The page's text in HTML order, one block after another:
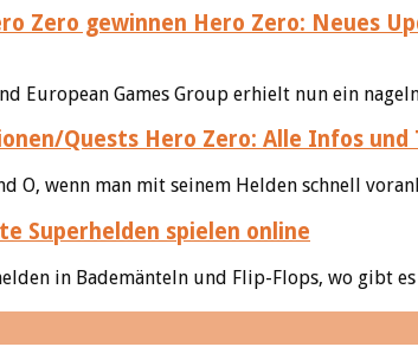
Hero Zero: Neues
European Games Group erhielt nun ein
Hero Zero: Alle Infos
O, wenn man mit seinem Helden schnell
Superhelden spielen online
in Bademänteln und Flip-Flops, wo gibt